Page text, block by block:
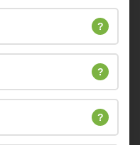
?
?
?